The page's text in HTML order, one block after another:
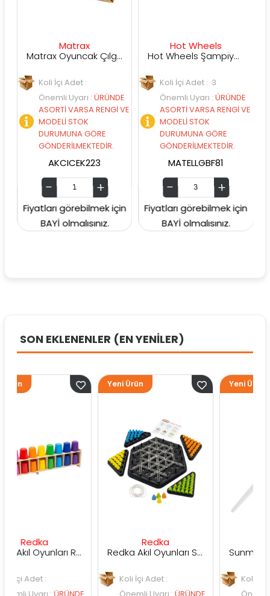
Matrax
Matrax Oyuncak Çılgın ATIŞ Mini Basket Oyunu
Koli İçi Adet :
Önemli Uyarı:ÜRÜNDE
ASORTİ VARSA RENGİ VE
MODELİ STOK
DURUMUNA GÖRE
GÖNDERİLMEKTEDİR.
AKCICEK223
Fiyatları görebilmek için
BAYİ olmalısınız.
Hot Wheels
Hot Wheels Şampiyonluk Parkuru Yarış Pisti GBF81
Koli İçi Adet : 3
Önemli Uyarı:ÜRÜNDE
ASORTİ VARSA RENGİ VE
MODELİ STOK
DURUMUNA GÖRE
GÖNDERİLMEKTEDİR.
MATELLGBF81
Fiyatları görebilmek için
BAYİ olmalısınız.
SON EKLENENLER (EN YENİLER)
Redka Akıl Oyunları Renk Dedektifi Oyunu
Redka Akıl Oyunları Strateji Üçgeni Oyunu
Koli İçi Adet :
Yeni Ürün
Koli İçi Adet :
Yeni Ürün